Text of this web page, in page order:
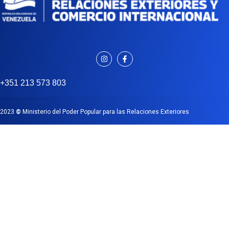
+351 213 573 803
2023 © Ministerio del Poder Popular para las Relaciones Exteriores